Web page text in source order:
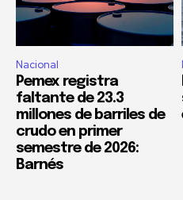
Nacional
Pemex registra
faltante de 23.3
millones de barriles de
crudo en primer
semestre de 2026:
Barnés